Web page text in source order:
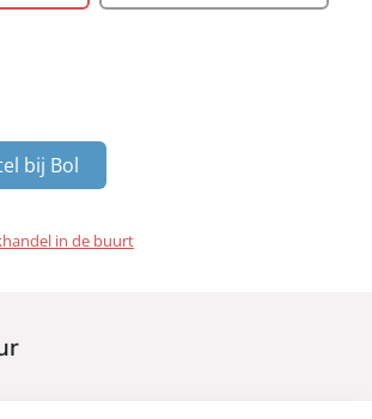
bij Bol
in de buurt